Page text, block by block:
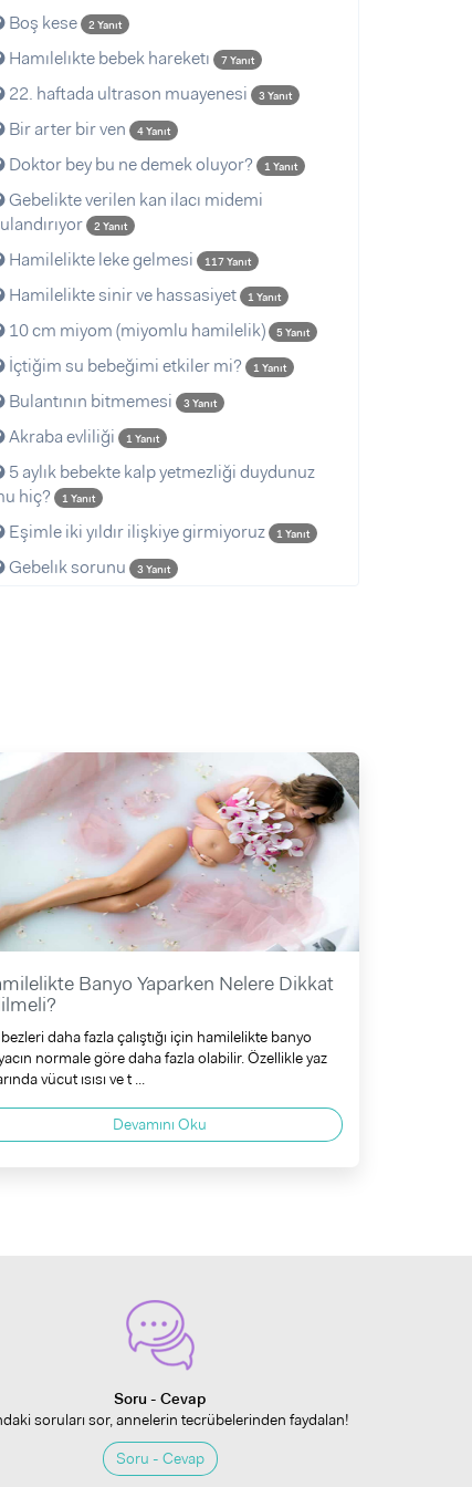
Boş kese 2 Yanıt
Hamılelıkte bebek hareketı 7 Yanıt
22. haftada ultrason muayenesi 3 Yanıt
Bir arter bir ven 4 Yanıt
Doktor bey bu ne demek oluyor? 1 Yanıt
Gebelikte verilen kan ilacı midemi
2 Yanıt
Hamilelikte leke gelmesi 117 Yanıt
Hamilelikte sinir ve hassasiyet 1 Yanıt
10 cm miyom (miyomlu hamilelik) 5 Yanıt
İçtiğim su bebeğimi etkiler mi? 1 Yanıt
Bulantının bitmemesi 3 Yanıt
Akraba evliliği 1 Yanıt
5 aylık bebekte kalp yetmezliği duydunuz
hiç?
1 Yanıt
Eşimle iki yıldır ilişkiye girmiyoruz 1 Yanıt
Gebelık sorunu 3 Yanıt
Banyo Yaparken Nelere Dikkat
daha fazla çalıştığı için hamilelikte banyo
normale göre daha fazla olabilir. Özellikle yaz
vücut ısısı ve t ...
Devamını Oku
Soru - Cevap
soruları sor, annelerin tecrübelerinden faydalan!
Soru - Cevap